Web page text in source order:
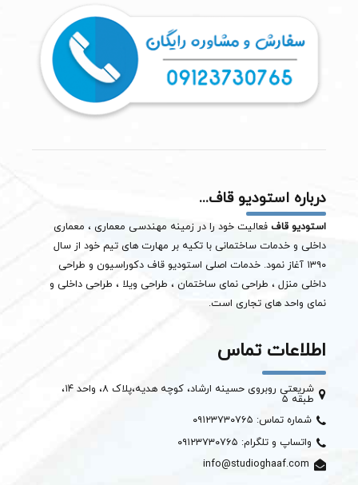
درباره استودیو قاف...
استودیو قاف فعالیت خود را در زمینه مهندسی معماری ، معماری
داخلی و خدمات ساختمانی با تکیه بر مهارت های تیم خود از سال
۱۳۹۰ آغاز نمود. خدمات اصلی استودیو قاف دکوراسیون و طراحی
داخلی منزل ، طراحی نمای ساختمان ، طراحی ویلا ، طراحی داخلی و
نمای واحد های تجاری است.
اطلاعات تماس
شریعتی روبروی حسینه ارشاد، کوچه هدیه،پلاک ۸، واحد ۱۴،
طبقه ۵
شماره تماس: ۰۹۱۲۳۷۳۰۷۶۵
واتساپ و تلگرام: ۰۹۱۲۳۷۳۰۷۶۵
info@studioghaaf.com